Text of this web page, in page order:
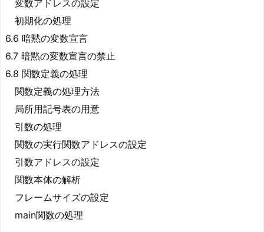
変数アドレスの設定
初期化の処理
6.6 暗黙の変数宣言
6.7 暗黙の変数宣言の禁止
6.8 関数定義の処理
関数定義の処理方法
局所用記号表の用意
引数の処理
関数の実行関数アドレスの設定
引数アドレスの設定
関数本体の解析
フレームサイズの設定
main関数の処理